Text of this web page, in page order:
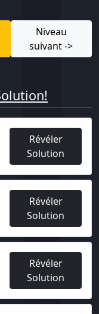
Niveau
suivant ->
Révéler
Solution
Révéler
Solution
Révéler
Solution